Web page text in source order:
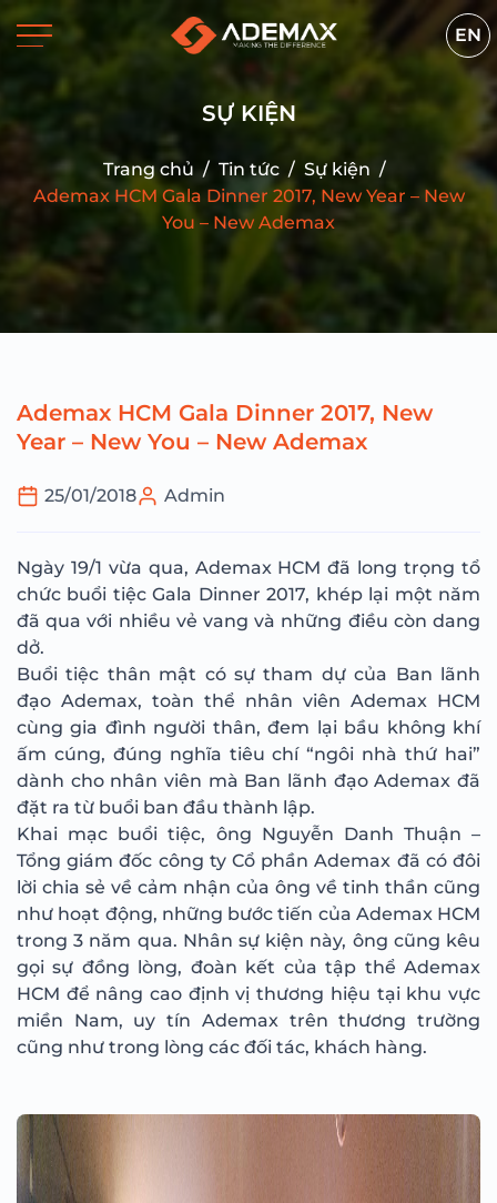
EN
SỰ KIỆN
Trang chủ / Tin tức / Sự kiện /
Ademax HCM Gala Dinner 2017, New Year – New
You – New Ademax
Ademax HCM Gala Dinner 2017, New
Year – New You – New Ademax
25/01/2018 Admin
Ngày 19/1 vừa qua, Ademax HCM đã long trọng tổ
chức buổi tiệc Gala Dinner 2017, khép lại một năm
đã qua với nhiều vẻ vang và những điều còn dang
dở.
Buổi tiệc thân mật có sự tham dự của Ban lãnh
đạo Ademax, toàn thể nhân viên Ademax HCM
cùng gia đình người thân, đem lại bầu không khí
ấm cúng, đúng nghĩa tiêu chí “ngôi nhà thứ hai”
dành cho nhân viên mà Ban lãnh đạo Ademax đã
đặt ra từ buổi ban đầu thành lập.
Khai mạc buổi tiệc, ông Nguyễn Danh Thuận –
Tổng giám đốc công ty Cổ phần Ademax đã có đôi
lời chia sẻ về cảm nhận của ông về tinh thần cũng
như hoạt động, những bước tiến của Ademax HCM
trong 3 năm qua. Nhân sự kiện này, ông cũng kêu
gọi sự đồng lòng, đoàn kết của tập thể Ademax
HCM để nâng cao định vị thương hiệu tại khu vực
miền Nam, uy tín Ademax trên thương trường
cũng như trong lòng các đối tác, khách hàng.